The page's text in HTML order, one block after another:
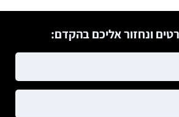
ונחזור אליכם בהקדם: